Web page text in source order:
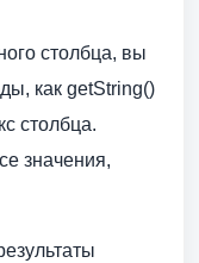
столбца, вы
как getString()
столбца.
значения,